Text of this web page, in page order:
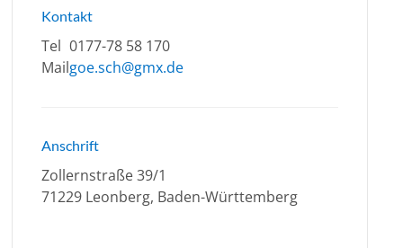
Kontakt
Tel 0177-78 58 170
Mailgoe.sch@gmx.de
Anschrift
Zollernstraße 39/1
71229 Leonberg, Baden-Württemberg